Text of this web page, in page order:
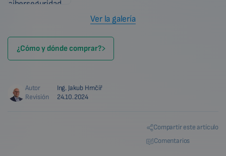
Ver la galería
¿Cómo y dónde comprar?
Autor
Ing. Jakub Hrnčíř
Revisión
24.10.2024
Compartir este artículo
Comentarios